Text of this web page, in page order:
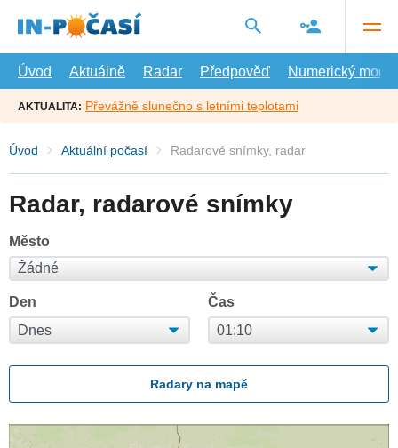
hlavní
Úvod
Aktuálně Radar Předpověď Numerický model
AKTUALITA: Převážně slunečno s letními teplotami
Úvod Aktuální počasí Radarové snímky, radar
Radar, radarové snímky
Město
Den Čas
Radary na mapě